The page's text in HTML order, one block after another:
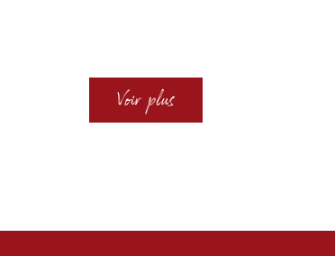
Voir plus